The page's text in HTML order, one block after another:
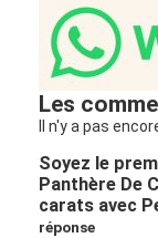
Les
Il n'y a pas
Soyez le
Panthère De
carats avec
réponse